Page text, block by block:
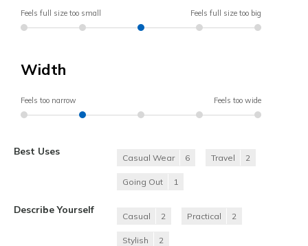
Feels full size too small Feels full size too big
Width
Feels too narrow Feels too wide
Best Uses
Casual Wear 6 Travel 2
Going Out 1
Describe Yourself
Casual 2 Practical 2
Stylish 2